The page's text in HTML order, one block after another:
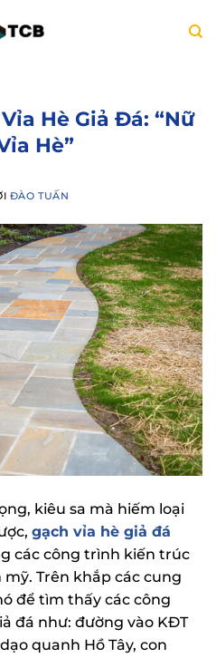
Hè Giả Đá: “Nữ
Hè”
ĐÀO TUẤN
kiêu sa mà hiếm loại
gạch vỉa hè giả đá
các công trình kiến trúc
Trên khắp các cung
để tìm thấy các công
đá như: đường vào KĐT
quanh Hồ Tây, con